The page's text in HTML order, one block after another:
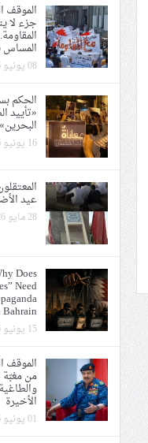
الموقف
جزء لا
المساس
08 يونيو 2026
«تأييد
البحرين»
16 يونيو 2026
عيد
28 مايو 2026
Does
Need
15 يونيو 2026
الموقف
من مغبّة
الأخيرة
01 يونيو 2026